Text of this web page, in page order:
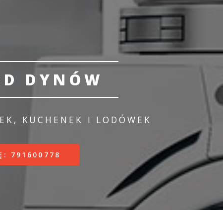
DYNÓW
KUCHENEK I LODÓWEK
791600778